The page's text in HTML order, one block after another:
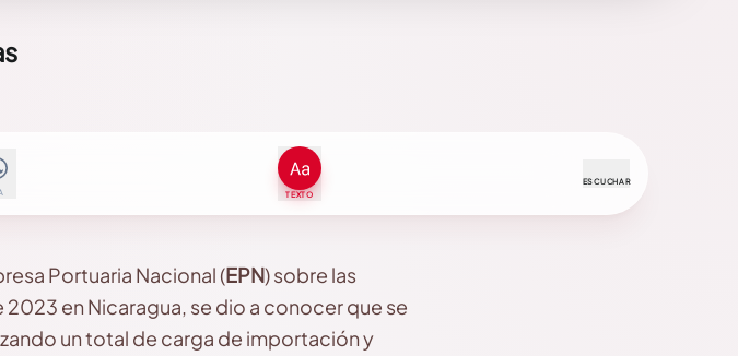
TEXTO
ESCUCHAR
Portuaria Nacional (EPN) sobre las
en Nicaragua, se dio a conocer que se
un total de carga de importación y